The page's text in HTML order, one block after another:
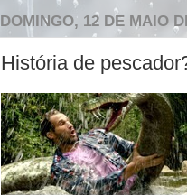
DOMINGO, 12 DE MAIO
História de